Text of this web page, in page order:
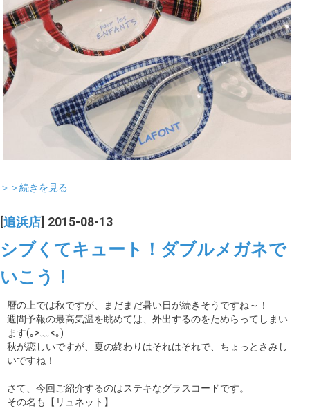
＞＞続きを見る
[追浜店] 2015-08-13
シブくてキュート！ダブルメガネで
いこう！
暦の上では秋ですが、まだまだ暑い日が続きそうですね～！
週間予報の最高気温を眺めては、外出するのをためらってしまい
ます(｡>﹏<｡)
秋が恋しいですが、夏の終わりはそれはそれで、ちょっとさみし
いですね！
さて、今回ご紹介するのはステキなグラスコードです。
その名も【リュネット】